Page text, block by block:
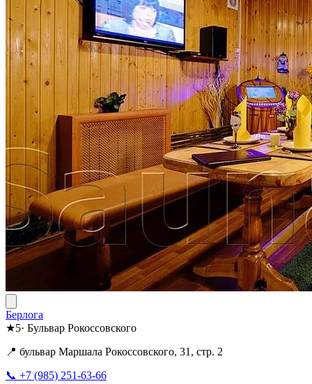
Берлога
★5· Бульвар Рокоссовского
📍 бульвар Маршала Рокоссовского, 31, стр. 2
📞 +7 (985) 251-63-66